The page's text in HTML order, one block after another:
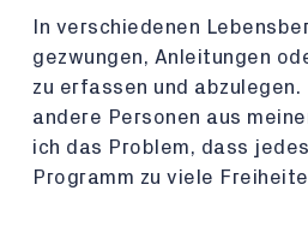
In verschiedenen
gezwungen, Anleitungen
zu erfassen und abzulegen.
andere Personen aus
ich das Problem, dass
Programm zu viele